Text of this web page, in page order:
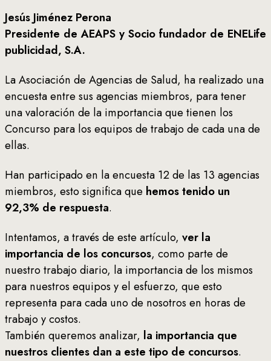
Jesús Jiménez Perona
Presidente de AEAPS y Socio fundador de ENELife
publicidad, S.A.
La Asociación de Agencias de Salud, ha realizado una
encuesta entre sus agencias miembros, para tener
una valoración de la importancia que tienen los
Concurso para los equipos de trabajo de cada una de
ellas.
Han participado en la encuesta 12 de las 13 agencias
miembros, esto significa que hemos tenido un
92,3% de respuesta.
Intentamos, a través de este artículo, ver la
importancia de los concursos, como parte de
nuestro trabajo diario, la importancia de los mismos
para nuestros equipos y el esfuerzo, que esto
representa para cada uno de nosotros en horas de
trabajo y costos.
También queremos analizar, la importancia que
nuestros clientes dan a este tipo de concursos.